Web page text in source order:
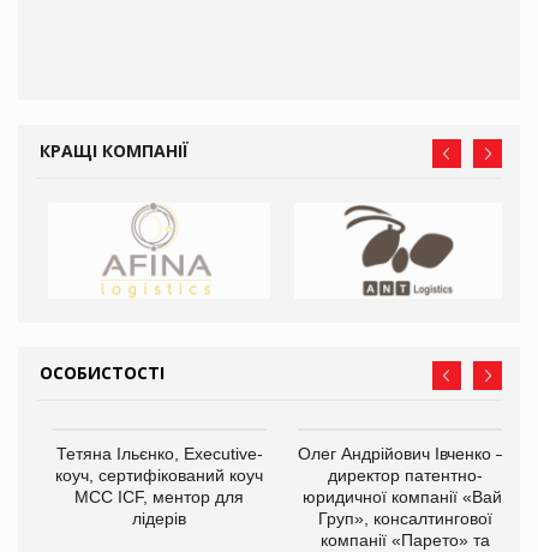
КРАЩІ КОМПАНІЇ
ОСОБИСТОСТІ
Тетяна Ільєнко, Executive-
коуч, сертифікований коуч
МСС ICF, ментор для
лідерів
Олег Андрійович Івченко —
директор патентно-
юридичної компанії «Вайз
Груп», консалтингової
компанії «Парето» та